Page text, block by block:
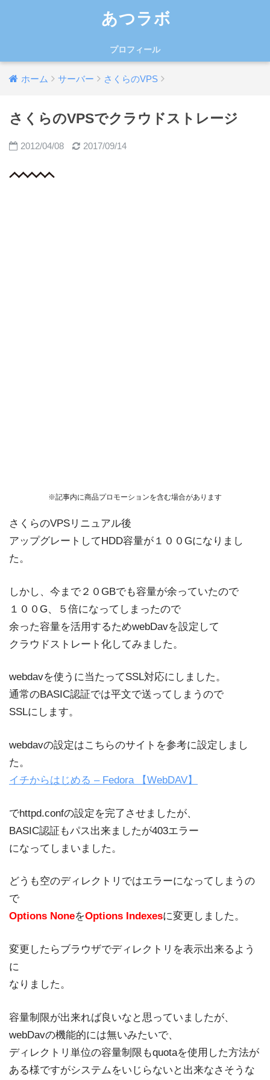
あつラボ
プロフィール
ホーム サーバー さくらのVPS
さくらのVPSでクラウドストレージ
2012/04/08 2017/09/14
※記事内に商品プロモーションを含む場合があります
さくらのVPSリニュアル後
アップグレートしてHDD容量が１００Gになりまし
た。
しかし、今まで２０GBでも容量が余っていたので
１００G、５倍になってしまったので
余った容量を活用するためwebDavを設定して
クラウドストレート化してみました。
webdavを使うに当たってSSL対応にしました。
通常のBASIC認証では平文で送ってしまうので
SSLにします。
webdavの設定はこちらのサイトを参考に設定しまし
た。
イチからはじめる – Fedora 【WebDAV】
でhttpd.confの設定を完了させましたが、
BASIC認証もパス出来ましたが403エラー
になってしまいました。
どうも空のディレクトリではエラーになってしまうの
で
Options NoneをOptions Indexesに変更しました。
変更したらブラウザでディレクトリを表示出来るよう
に
なりました。
容量制限が出来れば良いなと思っていましたが、
webDavの機能的には無いみたいで、
ディレクトリ単位の容量制限もquotaを使用した方法が
ある様ですがシステムをいじらないと出来なさそうな